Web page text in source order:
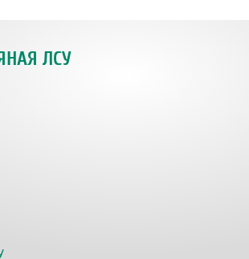
ЛСУ